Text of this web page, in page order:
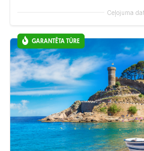
Ceļojuma
GARANTĒTA TŪRE